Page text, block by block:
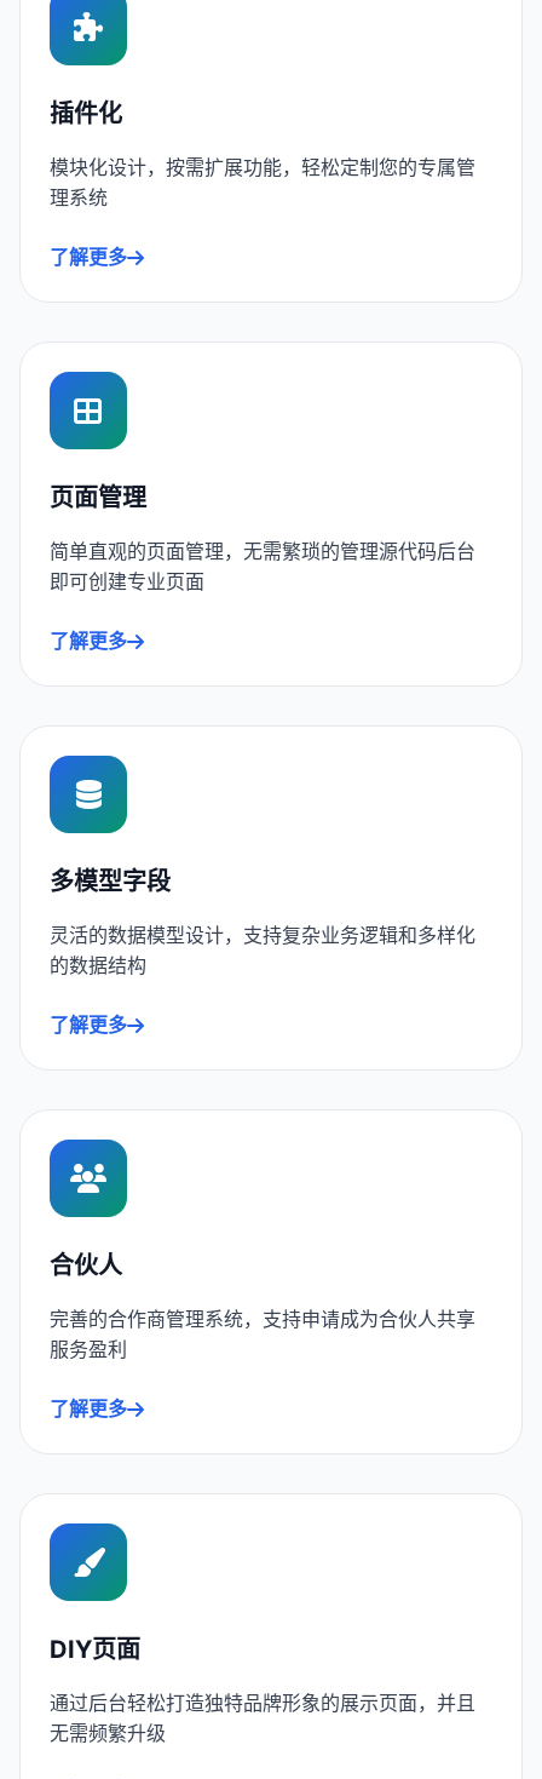
插件化
模块化设计，按需扩展功能，轻松定制您的专属管
理系统
了解更多
页面管理
简单直观的页面管理，无需繁琐的管理源代码后台
即可创建专业页面
了解更多
多模型字段
灵活的数据模型设计，支持复杂业务逻辑和多样化
的数据结构
了解更多
合伙人
完善的合作商管理系统，支持申请成为合伙人共享
服务盈利
了解更多
DIY页面
通过后台轻松打造独特品牌形象的展示页面，并且
无需频繁升级